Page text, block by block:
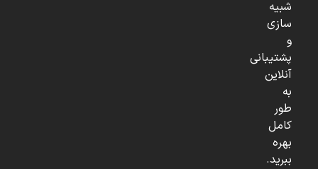
شبیه
سازی
و
پشتیبانی
آنلاین
به
طور
کامل
بهره
ببرید.